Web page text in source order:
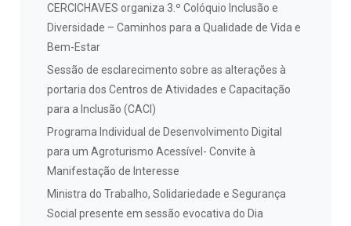
CERCICHAVES organiza 3.º Colóquio Inclusão e
Diversidade – Caminhos para a Qualidade de Vida e
Bem-Estar
Sessão de esclarecimento sobre as alterações à
portaria dos Centros de Atividades e Capacitação
para a Inclusão (CACI)
Programa Individual de Desenvolvimento Digital
para um Agroturismo Acessível- Convite à
Manifestação de Interesse
Ministra do Trabalho, Solidariedade e Segurança
Social presente em sessão evocativa do Dia